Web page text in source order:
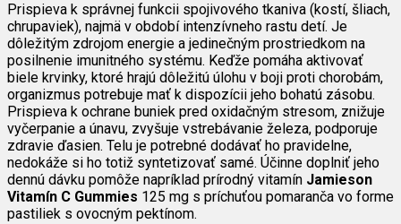
Prispieva k správnej funkcii spojivového tkaniva (kostí, šliach,
chrupaviek), najmä v období intenzívneho rastu detí. Je
dôležitým zdrojom energie a jedinečným prostriedkom na
posilnenie imunitného systému. Keďže pomáha aktivovať
biele krvinky, ktoré hrajú dôležitú úlohu v boji proti chorobám,
organizmus potrebuje mať k dispozícii jeho bohatú zásobu.
Prispieva k ochrane buniek pred oxidačným stresom, znižuje
vyčerpanie a únavu, zvyšuje vstrebávanie železa, podporuje
zdravie ďasien. Telu je potrebné dodávať ho pravidelne,
nedokáže si ho totiž syntetizovať samé. Účinne doplniť jeho
dennú dávku pomôže napríklad prírodný vitamín Jamieson
Vitamín C Gummies 125 mg s príchuťou pomaranča vo forme
pastiliek s ovocným pektínom.